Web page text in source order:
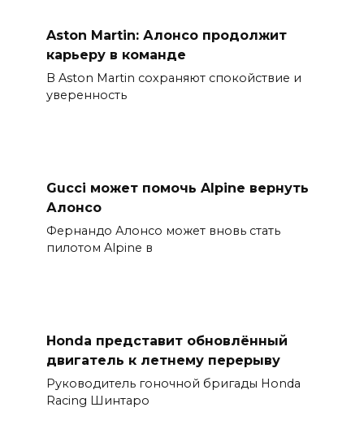
Aston Martin: Алонсо продолжит
карьеру в команде
В Aston Martin сохраняют спокойствие и
уверенность
Gucci может помочь Alpine вернуть
Алонсо
Фернандо Алонсо может вновь стать
пилотом Alpine в
Honda представит обновлённый
двигатель к летнему перерыву
Руководитель гоночной бригады Honda
Racing Шинтаро